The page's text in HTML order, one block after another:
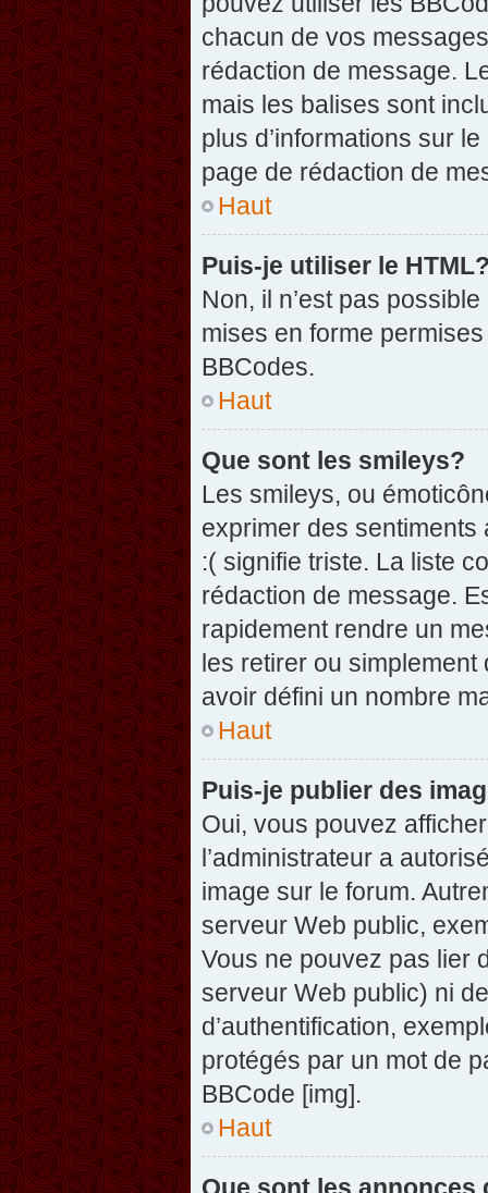
chacun de vos
rédaction de message.
mais les balises sont
plus d’informations sur
page de rédaction de
Haut
Puis-je utiliser le
Non, il n’est pas
mises en forme
BBCodes.
Haut
Que sont les smileys?
Les smileys, ou
exprimer des
:( signifie triste. La liste
rédaction de message.
rapidement rendre un
les retirer ou simplement
avoir défini un nombre
Haut
Puis-je publier des
Oui, vous pouvez
l’administrateur a
image sur le forum.
serveur Web public,
Vous ne pouvez pas lier
serveur Web public) ni
d’authentification,
protégés par un mot de
BBCode [img].
Haut
Que sont les annonces